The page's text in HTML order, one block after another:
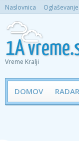
Naslovnica Oglaševanje
Vreme Kralji
DOMOV